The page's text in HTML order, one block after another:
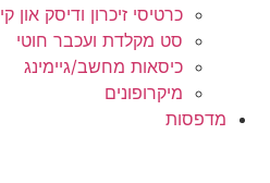
כרטיסי זיכרון ודיסק און קי
סט מקלדת ועכבר חוטי
כיסאות מחשב/גיימינג
מיקרופונים
מדפסות